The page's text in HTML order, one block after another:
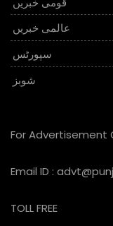
عالمی خبریں
سپورٹس
شوبز
For Advertisement
Email ID :
TOLL FREE